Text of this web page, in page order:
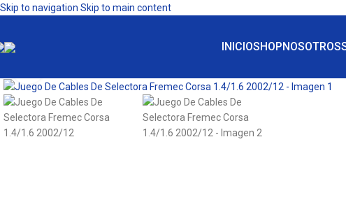
Skip to navigation Skip to main content
INICIOSHOPNOSOTROS